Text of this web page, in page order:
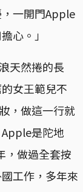
一開門Apple
心。」
天然捲的長
女王範兒不
，做這一行就
是陀地
，做過全套按
工作，多年來